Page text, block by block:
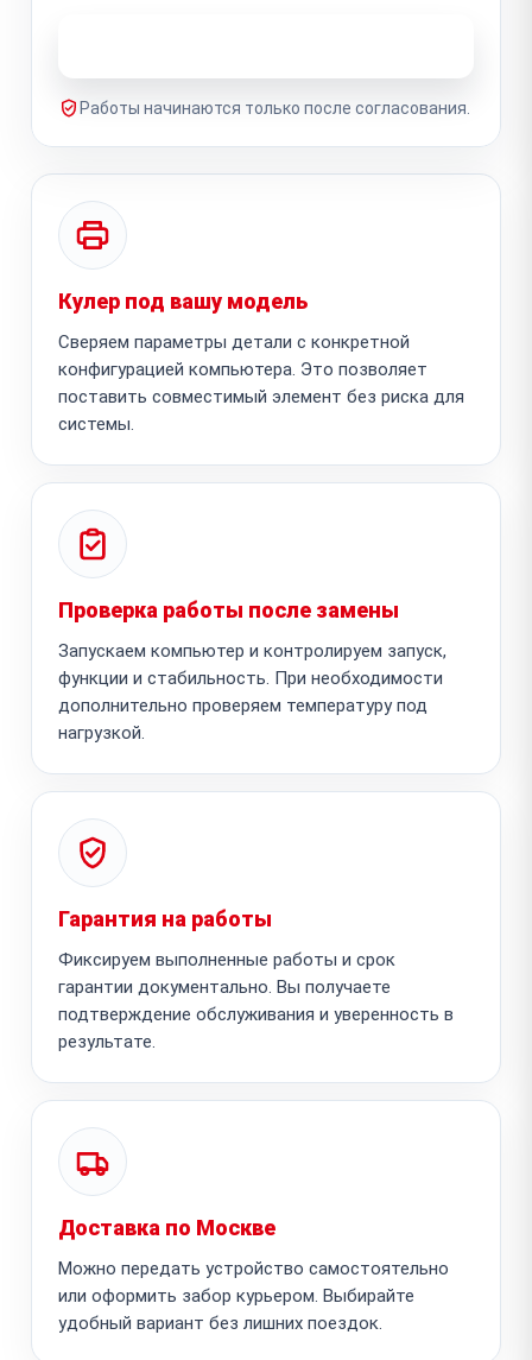
Работы начинаются только после согласования.
Кулер под вашу модель
Сверяем параметры детали с конкретной
конфигурацией компьютера. Это позволяет
поставить совместимый элемент без риска для
системы.
Проверка работы после замены
Запускаем компьютер и контролируем запуск,
функции и стабильность. При необходимости
дополнительно проверяем температуру под
нагрузкой.
Гарантия на работы
Фиксируем выполненные работы и срок
гарантии документально. Вы получаете
подтверждение обслуживания и уверенность в
результате.
Доставка по Москве
Можно передать устройство самостоятельно
или оформить забор курьером. Выбирайте
удобный вариант без лишних поездок.